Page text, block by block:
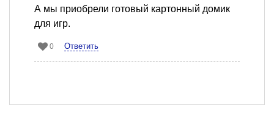
А мы приобрели готовый картонный домик
для игр.
0 Ответить